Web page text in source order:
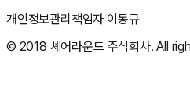
개인정보관리책임자 이동규
© 2018 셰어라운드 주식회사. All